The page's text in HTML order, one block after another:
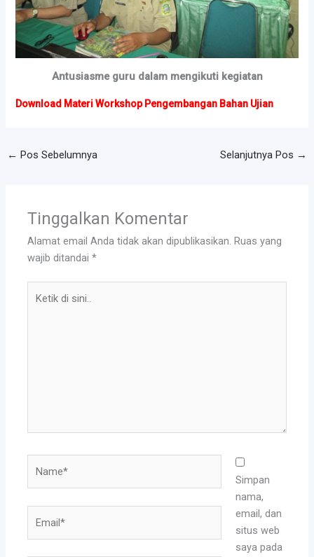
Antusiasme guru dalam mengikuti kegiatan
Download Materi Workshop Pengembangan Bahan Ujian
← Pos Sebelumnya Selanjutnya Pos →
Tinggalkan Komentar
Alamat email Anda tidak akan dipublikasikan. Ruas yang
wajib ditandai*
Simpan
nama,
email, dan
situs web
saya pada